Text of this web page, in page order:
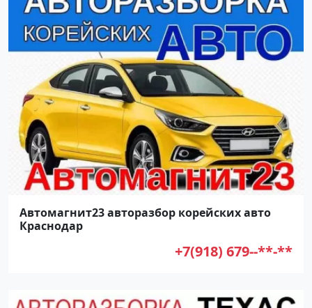
Автомагнит23 авторазбор корейских авто
Краснодар
+7(918) 679--**-**